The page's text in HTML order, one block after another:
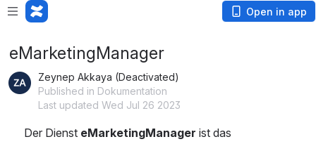
Open in app
eMarketingManager
Zeynep Akkaya (Deactivated)
Published in Dokumentation
Last updated Wed Jul 26 2023
Der Dienst eMarketingManager ist das